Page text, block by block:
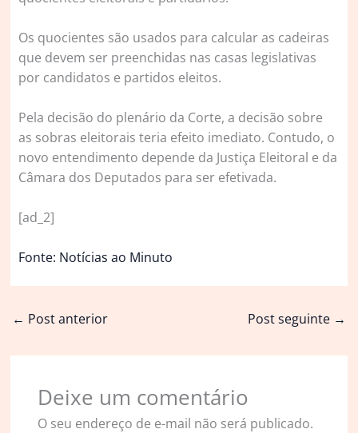
Os quocientes são usados para calcular as cadeiras
que devem ser preenchidas nas casas legislativas
por candidatos e partidos eleitos.
Pela decisão do plenário da Corte, a decisão sobre
as sobras eleitorais teria efeito imediato. Contudo, o
novo entendimento depende da Justiça Eleitoral e da
Câmara dos Deputados para ser efetivada.
[ad_2]
Fonte: Notícias ao Minuto
← Post anterior Post seguinte →
Deixe um comentário
O seu endereço de e-mail não será publicado.